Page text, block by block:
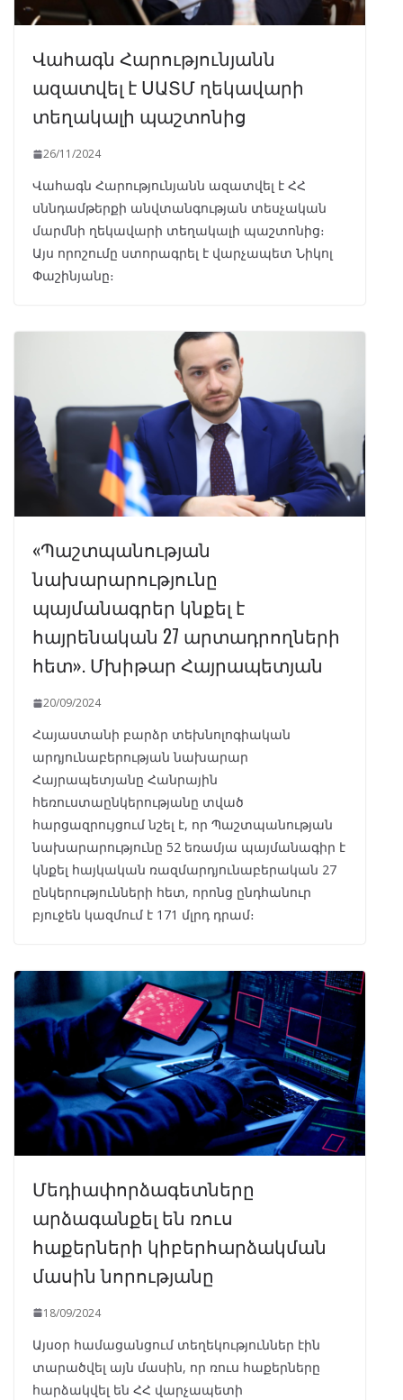
Վահագն Հարությունյանն
ազատվել է ՍԱՏՄ ղեկավարի
տեղակալի պաշտոնից
26/11/2024
Վահագն Հարությունյանն ազատվել է ՀՀ
սննդամթերքի անվտանգության տեսչական
մարմնի ղեկավարի տեղակալի պաշտոնից։
Այս որոշումը ստորագրել է վարչապետ Նիկոլ
Փաշինյանը։
«Պաշտպանության
նախարարությունը
պայմանագրեր կնքել է
հայրենական 27 արտադրողների
հետ». Մխիթար Հայրապետյան
20/09/2024
Հայաստանի բարձր տեխնոլոգիական
արդյունաբերության նախարար
Հայրապետյանը Հանրային
հեռուստաընկերությանը տված
հարցազրույցում նշել է, որ Պաշտպանության
նախարարությունը 52 եռամյա պայմանագիր է
կնքել հայկական ռազմարդյունաբերական 27
ընկերությունների հետ, որոնց ընդհանուր
բյուջեն կազմում է 171 մլրդ դրամ։
Մեդիափորձագետները
արձագանքել են ռուս
հաքերների կիբերհարձակման
մասին նորությանը
18/09/2024
Այսօր համացանցում տեղեկություններ էին
տարածվել այն մասին, որ ռուս հաքերները
հարձակվել են ՀՀ վարչապետի